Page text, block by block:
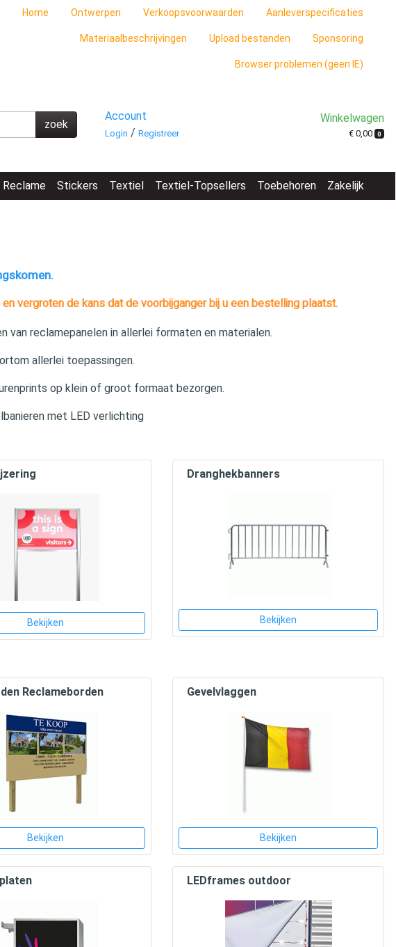
Home Ontwerpen Verkoopsvoorwaarden Aanleverspecificaties
Materiaalbeschrijvingen Upload bestanden Sponsoring
Browser problemen (geen IE)
zoek
Account
Login /Registreer
Winkelwagen
€ 0,00 0
Reclame Stickers Textiel Textiel-Topsellers Toebehoren Zakelijk
vergroten de kans dat de voorbijganger bij u een bestelling plaatst.
reclamepanelen in allerlei formaten en materialen.
allerlei toepassingen.
op klein of groot formaat bezorgen.
met LED verlichting
Bekijken
Dranghekbanners
Bekijken
Reclameborden
Bekijken
Gevelvlaggen
Bekijken
LEDframes outdoor